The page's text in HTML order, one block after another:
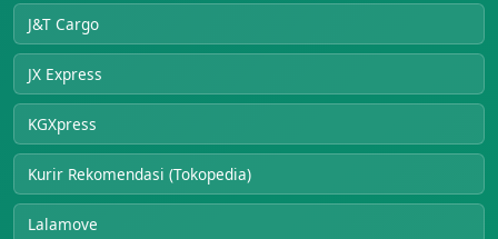
J&T Cargo
JX Express
KGXpress
Kurir Rekomendasi (Tokopedia)
Lalamove